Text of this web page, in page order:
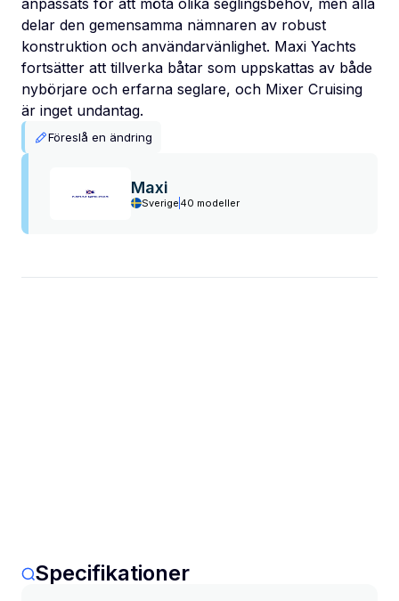
anpassats för att möta olika seglingsbehov, men alla
delar den gemensamma nämnaren av robust
konstruktion och användarvänlighet. Maxi Yachts
fortsätter att tillverka båtar som uppskattas av både
nybörjare och erfarna seglare, och Mixer Cruising
är inget undantag.
Föreslå en ändring
Maxi
Sverige 40 modeller
Specifikationer